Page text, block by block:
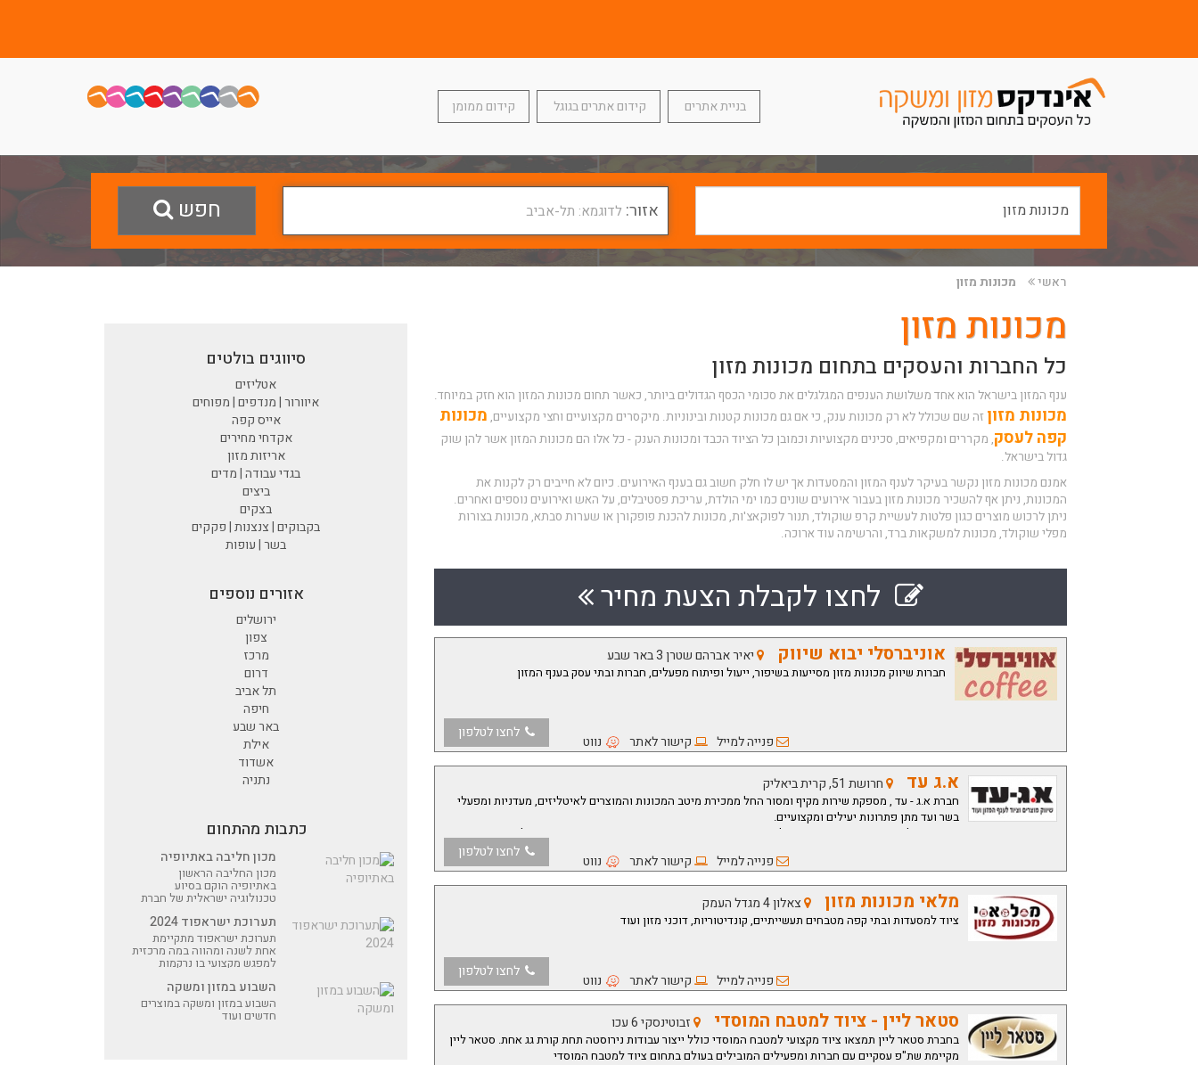
בניית אתרים קידום אתרים בגוגל קידום ממומן
אזור: לדוגמא: תל-אביב חפש
סיווגים בולטים
אטליזים
איוורור | מנדפים | מפוחים
אייס קפה
אקדחי מחירים
אריזות מזון
בגדי עבודה | מדים
ביצים
בצקים
בקבוקים | צנצנות | פקקים
בשר | עופות
אזורים נוספים
ירושלים
צפון
מרכז
דרום
תל אביב
חיפה
באר שבע
אילת
אשדוד
נתניה
כתבות מהתחום
מכון חליבה באתיופיה
מכון החליבה הראשון
באתיופיה הוקם בסיוע
טכנולוגיה ישראלית של חברת
תערוכת ישראפוד 2024
תערוכת ישראפוד מתקיימת
אחת לשנה ומהווה במה מרכזית
למפגש מקצועי בו נרקמות
השבוע במזון ומשקה
השבוע במזון ומשקה במוצרים
חדשים ועוד
ראשי מכונות מזון
מכונות מזון
כל החברות והעסקים בתחום מכונות מזון
ענף המזון בישראל הוא אחד משלושת הענפים המגלגלים את סכומי הכסף הגדולים ביותר, כאשר תחום מכונות המזון הוא חזק במיוחד.
מכונות מזון זה שם שכולל לא רק מכונות ענק, כי אם גם מכונות קטנות ובינוניות. מיקסרים מקצועיים וחצי מקצועיים, מכונות
קפה לעסק, מקררים ומקפיאים, סכינים מקצועיות וכמובן כל הציוד הכבד ומכונות הענק - כל אלו הם מכונות המזון אשר להן שוק
גדול בישראל.
אמנם מכונות מזון נקשר בעיקר לענף המזון והמסעדות אך יש לו חלק חשוב גם בענף האירועים. כיום לא חייבים רק לקנות את
המכונות, ניתן אף להשכיר מכונות מזון בעבור אירועים שונים כמו ימי הולדת, עריכת פסטיבלים, על האש ואירועים נוספים ואחרים.
ניתן לרכוש מוצרים כגון פלטות לעשיית קרפ שוקולד, תנור לפוקאצ'ות, מכונות להכנת פופקורן או שערות סבתא, מכונות בצורות
מפלי שוקולד, מכונות למשקאות ברד, והרשימה עוד ארוכה.
לחצו לקבלת הצעת מחיר
אוניברסלי יבוא שיווק יאיר אברהם שטרן 3 באר שבע
חברות שיווק מכונות מזון מסייעות בשיפור, ייעול ופיתוח מפעלים, חברות ובתי עסק בענף המזון
פנייה למייל קישור לאתר נווט
לחצו לטלפון
א.ג עד חרושת 51, קרית ביאליק
חברת א.ג - עד , מספקת שירות מקיף ומסור החל ממכירת מיטב המכונות והמוצרים לאיטליזים, מעדניות ומפעלי
בשר ועד מתן פתרונות יעילים ומקצועיים.
אנחנו פועלים ברחבי הארץ ומביאים אליכם מכונות וציוד מקצועי וחדשני מהיצרנים הטובים בעולם.
פנייה למייל קישור לאתר נווט
לחצו לטלפון
מלאי מכונות מזון צאלון 4 מגדל העמק
ציוד למסעדות ובתי קפה מטבחים תעשייתיים, קונדיטוריות, דוכני מזון ועוד
פנייה למייל קישור לאתר נווט
לחצו לטלפון
סטאר ליין - ציוד למטבח המוסדי זבוטינסקי 6 עכו
בחברת סטאר ליין תמצאו ציוד מקצועי למטבח המוסדי כולל ייצור עבודות נירוסטה תחת קורת גג אחת. סטאר ליין
מקיימת שת"פ עסקיים עם חברות ומפעילים המובילים בעולם בתחום ציוד למטבח המוסדי